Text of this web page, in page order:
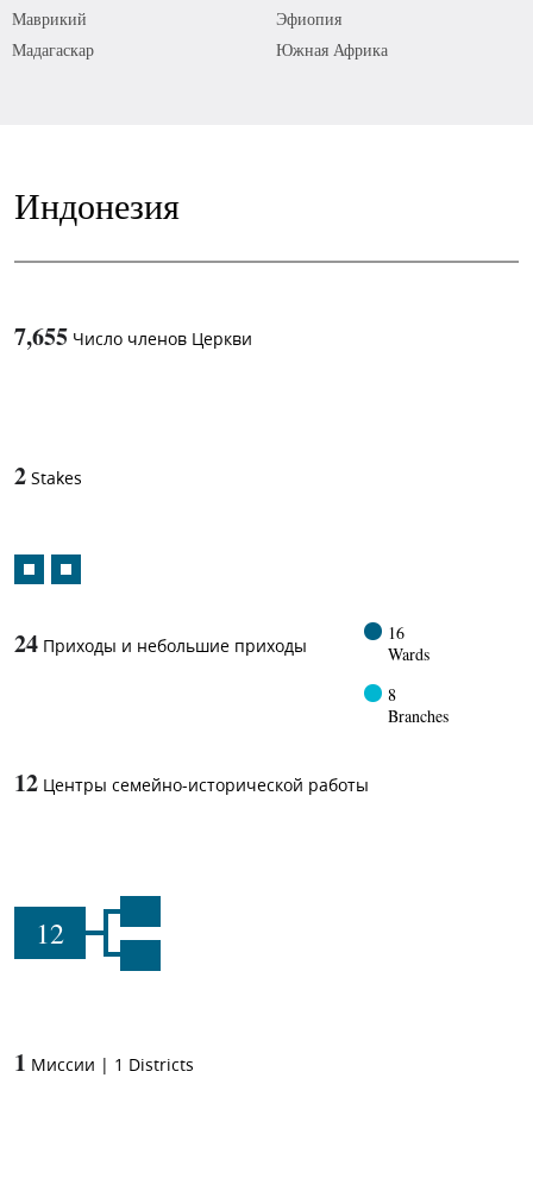
Маврикий
Мадагаскар
Эфиопия
Южная Африка
Индонезия
7,655 Число членов Церкви
2 Stakes
24 Приходы и небольшие приходы
16
Wards
8
Branches
12 Центры семейно-исторической работы
12
1 Миссии | 1 Districts